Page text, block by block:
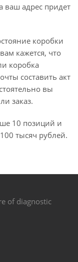
ваш адрес придет
коробки
кажется, что
коробка
составить акт
вы
заказ.
10 позиций и
тысяч рублей.
of diagnostic